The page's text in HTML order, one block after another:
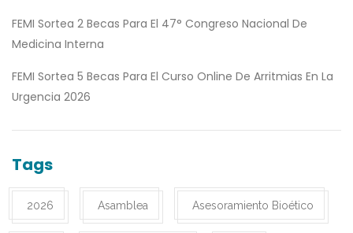
FEMI Sortea 2 Becas Para El 47° Congreso Nacional De
Medicina Interna
FEMI Sortea 5 Becas Para El Curso Online De Arritmias En La
Urgencia 2026
Tags
2026 Asamblea Asesoramiento Bioético